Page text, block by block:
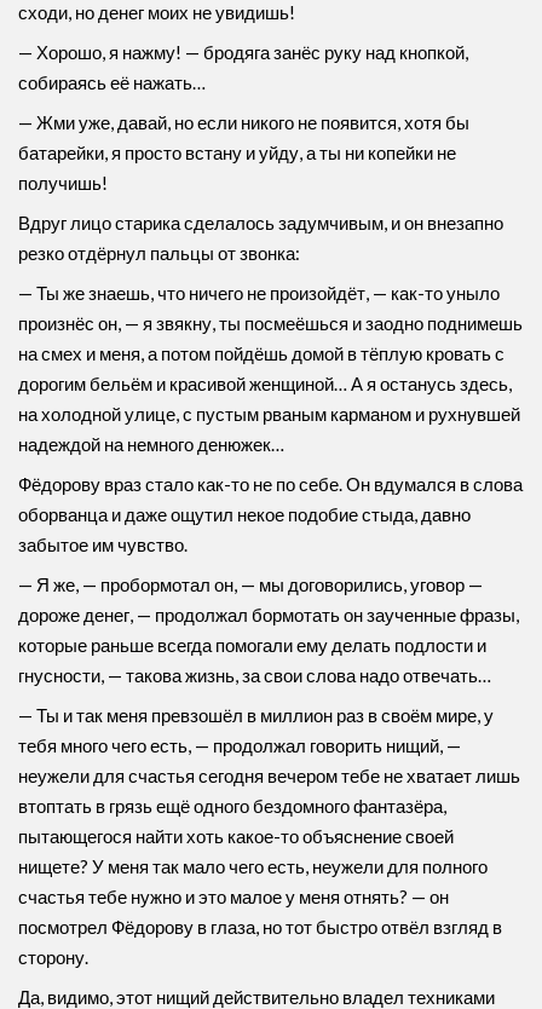
сходи, но денег моих не увидишь!
— Хорошо, я нажму! — бродяга занёс руку над кнопкой,
собираясь её нажать…
— Жми уже, давай, но если никого не появится, хотя бы
батарейки, я просто встану и уйду, а ты ни копейки не
получишь!
Вдруг лицо старика сделалось задумчивым, и он внезапно
резко отдёрнул пальцы от звонка:
— Ты же знаешь, что ничего не произойдёт, — как-то уныло
произнёс он, — я звякну, ты посмеёшься и заодно поднимешь
на смех и меня, а потом пойдёшь домой в тёплую кровать с
дорогим бельём и красивой женщиной… А я останусь здесь,
на холодной улице, с пустым рваным карманом и рухнувшей
надеждой на немного денюжек…
Фёдорову враз стало как-то не по себе. Он вдумался в слова
оборванца и даже ощутил некое подобие стыда, давно
забытое им чувство.
— Я же, — пробормотал он, — мы договорились, уговор —
дороже денег, — продолжал бормотать он заученные фразы,
которые раньше всегда помогали ему делать подлости и
гнусности, — такова жизнь, за свои слова надо отвечать…
— Ты и так меня превзошёл в миллион раз в своём мире, у
тебя много чего есть, — продолжал говорить нищий, —
неужели для счастья сегодня вечером тебе не хватает лишь
втоптать в грязь ещё одного бездомного фантазёра,
пытающегося найти хоть какое-то объяснение своей
нищете? У меня так мало чего есть, неужели для полного
счастья тебе нужно и это малое у меня отнять? — он
посмотрел Фёдорову в глаза, но тот быстро отвёл взгляд в
сторону.
Да, видимо, этот нищий действительно владел техниками